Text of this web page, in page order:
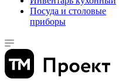
Посуда и столовые
приборы